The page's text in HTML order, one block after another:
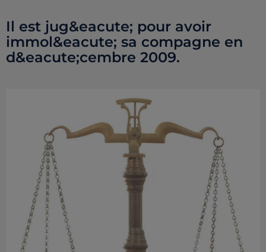
Il est jug&eacute; pour avoir
immol&eacute; sa compagne en
d&eacute;cembre 2009.